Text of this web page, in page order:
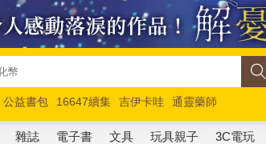
公益書包 16647續集 吉伊卡哇
通靈藥師
馬斯克 玩具總動員5 超慢跑
雜誌 電子書 文具 玩具親子 3C電玩